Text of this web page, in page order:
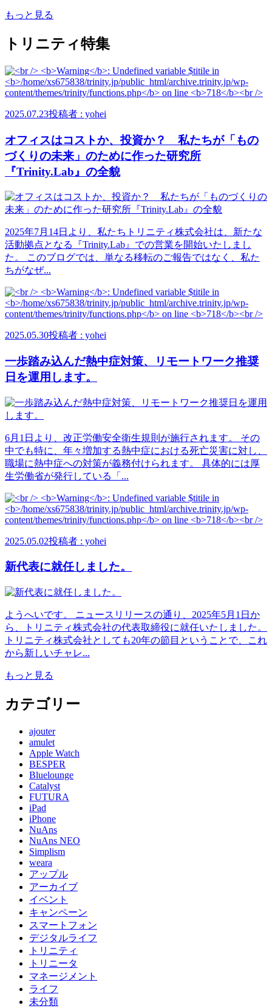
もっと見る
トリニティ特集
2025.07.23投稿者 : yohei
オフィスはコストか、投資か？ 私たちが「もの
づくりの未来」のために作った研究所
『Trinity.Lab』の全貌
2025年7月14日より、私たちトリニティ株式会社は、新たな
活動拠点となる『Trinity.Lab』での営業を開始いたしまし
た。 このブログでは、単なる移転のご報告ではなく、私た
ちがなぜ...
2025.05.30投稿者 : yohei
一歩踏み込んだ熱中症対策、リモートワーク推奨
日を運用します。
6月1日より、改正労働安全衛生規則が施行されます。 その
中でも特に、年々増加する熱中症における死亡災害に対し、
職場に熱中症への対策が義務付けられます。 具体的には厚
生労働省が発行している「...
2025.05.02投稿者 : yohei
新代表に就任しました。
ようへいです。 ニュースリリースの通り、2025年5月1日か
ら、トリニティ株式会社の代表取締役に就任いたしました。
トリニティ株式会社としても20年の節目ということで、これ
から新しいチャレ...
もっと見る
カテゴリー
ajouter
amulet
Apple Watch
BESPER
Bluelounge
Catalyst
FUTURA
iPad
iPhone
NuAns
NuAns NEO
Simplism
weara
アップル
アーカイブ
イベント
キャンペーン
スマートフォン
デジタルライフ
トリニティ
トリニータ
マネージメント
ライフ
未分類